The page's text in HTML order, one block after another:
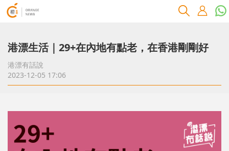
港漂生活｜29+在內地有點老，在香港剛剛好
港漂有話說
2023-12-05 17:06